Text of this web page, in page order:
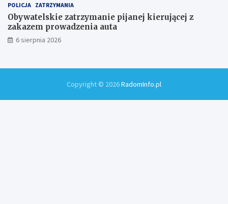
POLICJA ZATRZYMANIA
Obywatelskie zatrzymanie pijanej kierującej z
zakazem prowadzenia auta
6 sierpnia 2026
Copyright © 2026RadomInfo.pl